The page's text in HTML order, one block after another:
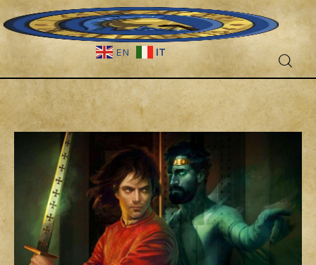
EN IT
Fantascienza
Fantasy
Games
Recensioni
Libri e fumetti